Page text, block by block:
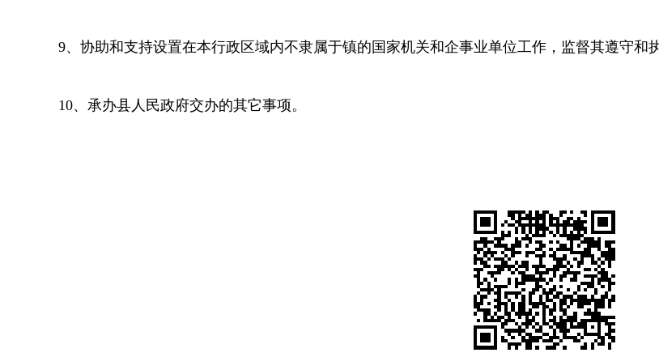
9、协助和支持设置在本行政区域内不隶属于镇的国家机关和企事业单位工作，监督其遵守和
10、承办县人民政府交办的其它事项。